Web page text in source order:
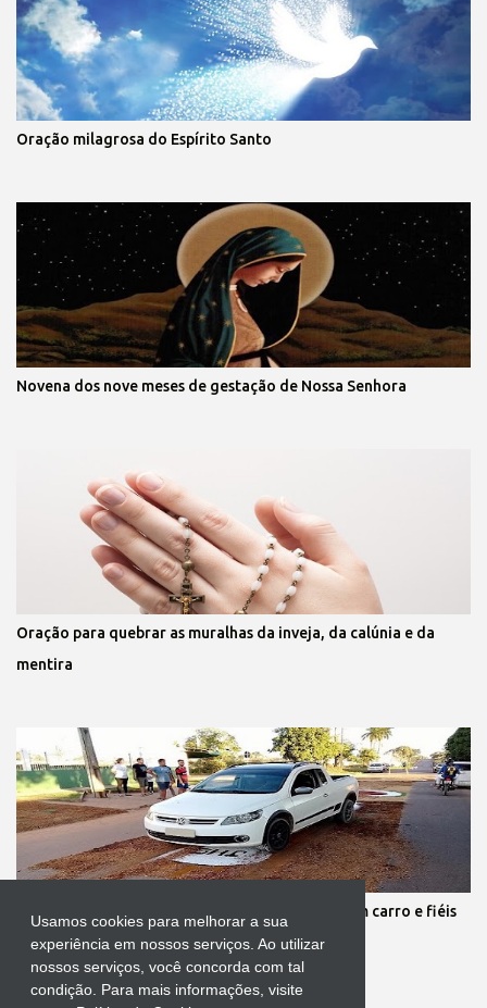
Usamos cookies para melhorar a sua
experiência em nossos serviços. Ao utilizar
nossos serviços, você concorda com tal
condição. Para mais informações, visite
Oração milagrosa do Espírito Santo
Novena dos nove meses de gestação de Nossa Senhora
Oração para quebrar as muralhas da inveja, da calúnia e da
mentira
Protestante destrói tapete de Corpus Christi com carro e fiéis
se revoltam